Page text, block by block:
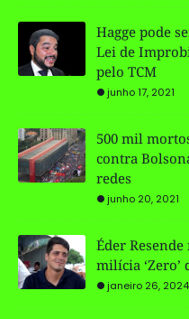
Hagge pode
Lei de
pelo TCM
junho 17, 2021
500 mil
contra
redes
junho 20, 2021
Éder
milícia
janeiro 26, 2024